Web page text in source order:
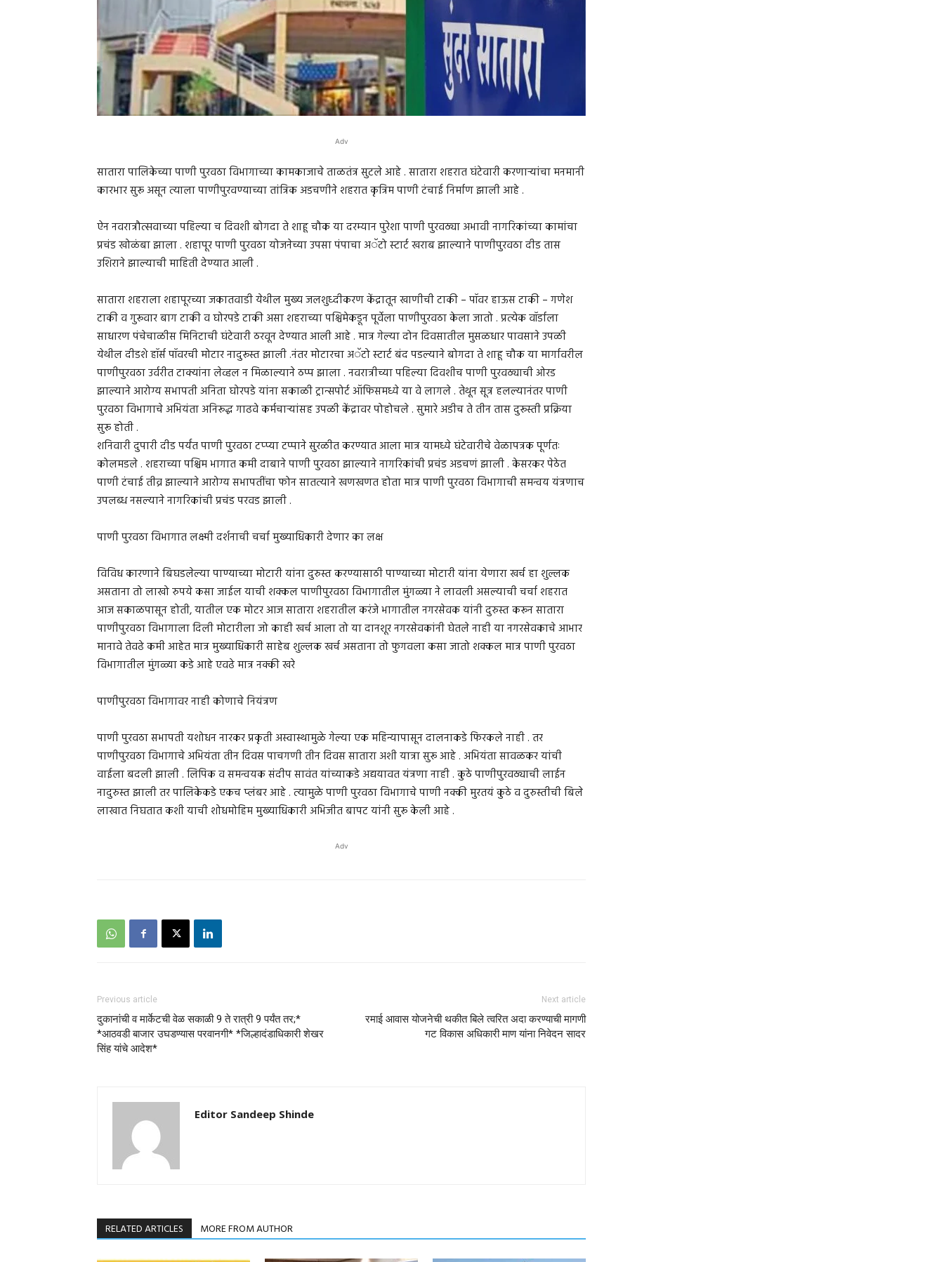
Adv
सातारा पालिकेच्या पाणी पुरवठा विभागाच्या कामकाजाचे ताळतंत्र सुटले आहे . सातारा शहरात घंटेवारी करणाऱ्यांचा मनमानी
कारभार सुरू असून त्याला पाणीपुरवण्याच्या तांत्रिक अडचणीने शहरात कृत्रिम पाणी टंचाई निर्माण झाली आहे .
ऐन नवरात्रौत्सवाच्या पहिल्या च दिवशी बोगदा ते शाहू चौक या दरम्यान पुरेशा पाणी पुरवठ्या अभावी नागरिकांच्या कामांचा
प्रचंड खोळंबा झाला . शहापूर पाणी पुरवठा योजनेच्या उपसा पंपाचा अॅटो स्टार्ट खराब झाल्याने पाणीपुरवठा दीड तास
उशिराने झाल्याची माहिती देण्यात आली .
सातारा शहराला शहापूरच्या जकातवाडी येथील मुख्य जलशुध्दीकरण केंद्रातून खाणीची टाकी – पॉवर हाऊस टाकी – गणेश
टाकी व गुरूवार बाग टाकी व घोरपडे टाकी असा शहराच्या पश्चिमेकडून पूर्वेला पाणीपुरवठा केला जातो . प्रत्येक वॉर्डाला
साधारण पंचेचाळीस मिनिटाची घंटेवारी ठरवून देण्यात आली आहे . मात्र गेल्या दोन दिवसातील मुसळधार पावसाने उपळी
येथील दीडशे हॉर्स पॉवरची मोटार नादुरूस्त झाली .नंतर मोटारचा अॅटो स्टार्ट बंद पडल्याने बोगदा ते शाहू चौक या मार्गावरील
पाणीपुरवठा उर्वरीत टाक्यांना लेव्हल न मिळाल्याने ठप्प झाला . नवरात्रीच्या पहिल्या दिवशीच पाणी पुरवठ्याची ओरड
झाल्याने आरोग्य सभापती अनिता घोरपडे यांना सकाळी ट्रान्सपोर्ट ऑफिसमध्ये या वे लागले . तेथून सूत्र हलल्यानंतर पाणी
पुरवठा विभागाचे अभियंता अनिरूद्ध गाढवे कर्मचाऱ्यांसह उपळी केंद्रावर पोहोचले . सुमारे अडीच ते तीन तास दुरूस्ती प्रक्रिया
सुरू होती .
शनिवारी दुपारी दीड पर्यंत पाणी पुरवठा टप्प्या टप्पाने सुरळीत करण्यात आला मात्र यामध्ये घंटेवारीचे वेळापत्रक पूर्णतः
कोलमडले . शहराच्या पश्चिम भागात कमी दाबाने पाणी पुरवठा झाल्याने नागरिकांची प्रचंड अडचणं झाली . केसरकर पेठेत
पाणी टंचाई तीव्र झाल्याने आरोग्य सभापतींचा फोन सातत्याने खणखणत होता मात्र पाणी पुरवठा विभागाची समन्वय यंत्रणाच
उपलब्ध नसल्याने नागरिकांची प्रचंड परवड झाली .
पाणी पुरवठा विभागात लक्ष्मी दर्शनाची चर्चा मुख्याधिकारी देणार का लक्ष
विविध कारणाने बिघडलेल्या पाण्याच्या मोटारी यांना दुरुस्त करण्यासाठी पाण्याच्या मोटारी यांना येणारा खर्च हा शुल्लक
असताना तो लाखो रुपये कसा जाईल याची शक्कल पाणीपुरवठा विभागातील मुंगळ्या ने लावली असल्याची चर्चा शहरात
आज सकाळपासून होती, यातील एक मोटर आज सातारा शहरातील करंजे भागातील नगरसेवक यांनी दुरुस्त करून सातारा
पाणीपुरवठा विभागाला दिली मोटारीला जो काही खर्च आला तो या दानशूर नगरसेवकांनी घेतले नाही या नगरसेवकाचे आभार
मानावे तेवढे कमी आहेत मात्र मुख्याधिकारी साहेब शुल्लक खर्च असताना तो फुगवला कसा जातो शक्कल मात्र पाणी पुरवठा
विभागातील मुंगळ्या कडे आहे एवढे मात्र नक्की खरे
पाणीपुरवठा विभागावर नाही कोणाचे नियंत्रण
पाणी पुरवठा सभापती यशोधन नारकर प्रकृती अस्वास्थामुळे गेल्या एक महिन्यापासून दालनाकडे फिरकले नाही . तर
पाणीपुरवठा विभागाचे अभियंता तीन दिवस पाचगणी तीन दिवस सातारा अशी यात्रा सुरू आहे . अभियंता सावळकर यांची
वाईला बदली झाली . लिपिक व समन्वयक संदीप सावंत यांच्याकडे अद्ययावत यंत्रणा नाही . कुठे पाणीपुरवठ्याची लाईन
नादुरुस्त झाली तर पालिकेकडे एकच प्लंबर आहे . त्यामुळे पाणी पुरवठा विभागाचे पाणी नक्की मुरतयं कुठे व दुरुस्तीची बिले
लाखात निघतात कशी याची शोधमोहिम मुख्याधिकारी अभिजीत बापट यांनी सुरू केली आहे .
Adv
Previous article
दुकानांची व मार्केटची वेळ सकाळी 9 ते रात्री 9 पर्यंत तर;*
*आठवडी बाजार उघडण्यास परवानगी* *जिल्हादंडाधिकारी शेखर
सिंह यांचे आदेश*
Next article
रमाई आवास योजनेची थकीत बिले त्वरित अदा करण्याची मागणी
गट विकास अधिकारी माण यांना निवेदन सादर
Editor Sandeep Shinde
RELATED ARTICLES MORE FROM AUTHOR